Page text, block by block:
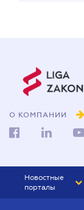
О КОМПАНИИ
Новостные
порталы